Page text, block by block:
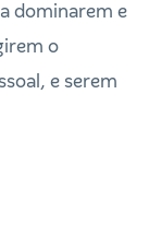
dominarem e
o
e serem